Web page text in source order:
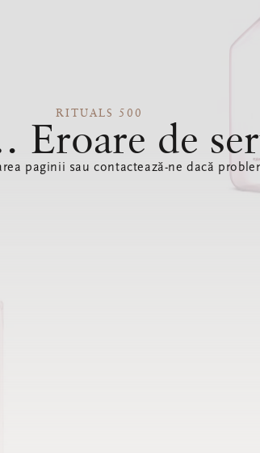
RITUALS 500
Eroare de
paginii sau contactează-ne dacă